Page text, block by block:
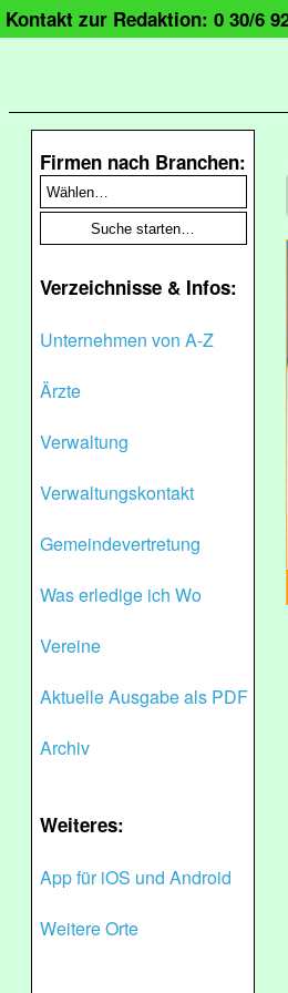
Kontakt zur Redaktion: 0 30/6
Firmen nach Branchen:
Verzeichnisse & Infos:
Unternehmen von A-Z
Ärzte
Verwaltung
Verwaltungskontakt
Gemeindevertretung
Was erledige ich Wo
Vereine
Aktuelle Ausgabe als PDF
Archiv
Weiteres:
App für iOS und Android
Weitere Orte